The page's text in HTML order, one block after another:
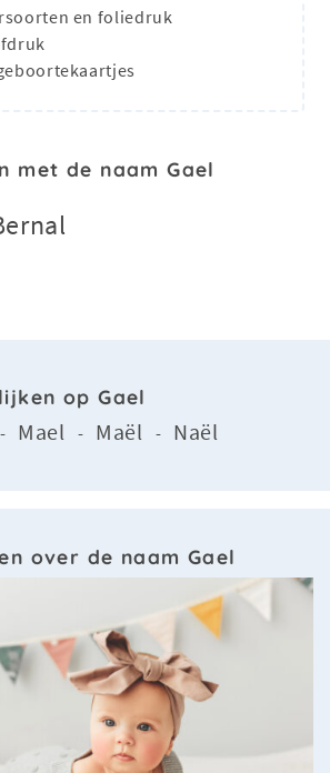
en foliedruk
met de naam Gael
op Gael
Mael - Maël - Naël
over de naam Gael